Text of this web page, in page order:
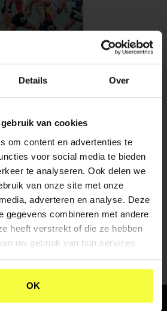
Details Over
van cookies
om content en advertenties te
voor social media te bieden
te analyseren. Ook delen we
van onze site met onze
adverteren en analyse. Deze
gegevens combineren met andere
heeft verstrekt of die ze hebben
uw gebruik van hun services.
OK
PASSION